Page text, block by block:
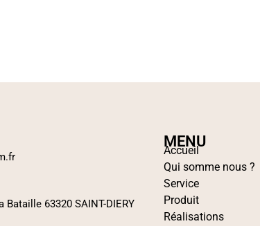
MENU
Accueil
Qui somme nous ?
Service
Produit
Réalisations
63320 SAINT-DIERY